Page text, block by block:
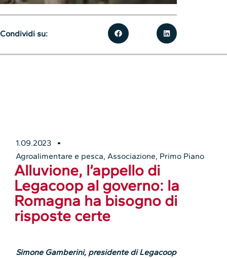
1.09.2023
Agroalimentare e pesca,Associazione, Primo Piano
Alluvione, l’appello di
Legacoop al governo: la
Romagna ha bisogno di
risposte certe
Simone Gamberini, presidente di Legacoop
Condividi su: